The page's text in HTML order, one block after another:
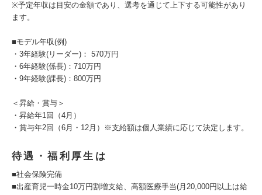
※予定年収は目安の金額であり、選考を通じて上下する可能性があり
ます。
■モデル年収(例)
・3年経験(リーダー)： 570万円
・6年経験(係長)：710万円
・9年経験(課長)：800万円
＜昇給・賞与＞
・昇給年1回（4月）
・賞与年2回（6月・12月）※支給額は個人業績に応じて決定します。
待遇・福利厚生は
■社会保険完備
■出産育児一時金10万円割増支給、高額医療手当(月20,000円以上は給